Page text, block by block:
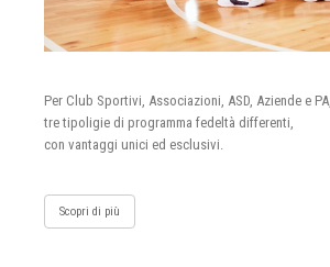
Per Club Sportivi, Associazioni, ASD, Aziende e PA,
tre tipoligie di programma fedeltà differenti,
con vantaggi unici ed esclusivi.
Scopri di più